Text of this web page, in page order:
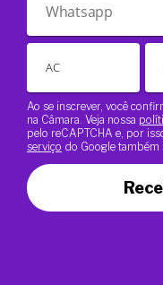
Ao se inscrever, você
na Câmara. Veja nossa
pelo reCAPTCHA e, por
serviço do Google também